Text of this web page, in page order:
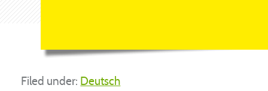
Filed under: Deutsch